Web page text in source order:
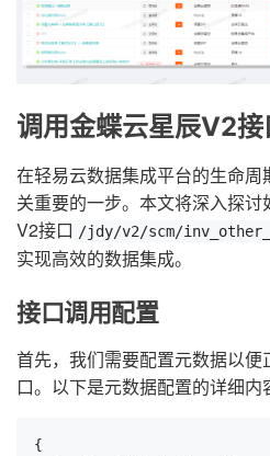
调用金蝶云星辰V2
在轻易云数据集成平台的生命
关重要的一步。本文将深入探
V2接口 /jdy/v2/scm/
实现高效的数据集成。
接口调用配置
首先，我们需要配置元数据以
口。以下是元数据配置的详细内
{